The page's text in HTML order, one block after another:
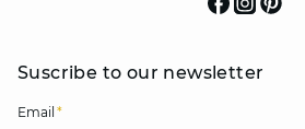
Suscribe to our newsletter
Email *